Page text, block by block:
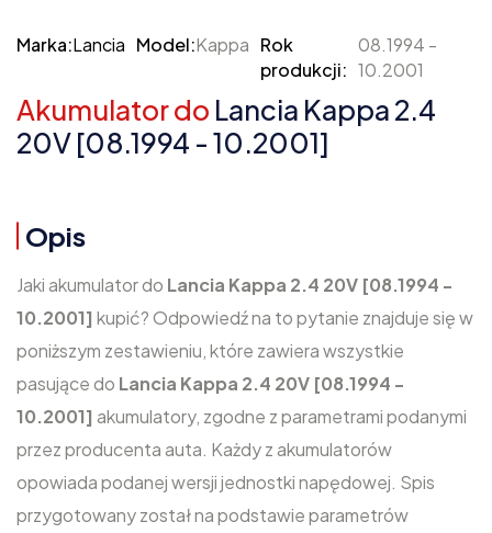
Marka:Lancia Model:Kappa Rok
produkcji:
08.1994 -
10.2001
Akumulator do Lancia Kappa 2.4
20V [08.1994 - 10.2001]
Opis
Jaki akumulator do Lancia Kappa 2.4 20V [08.1994 -
10.2001] kupić? Odpowiedź na to pytanie znajduje się w
poniższym zestawieniu, które zawiera wszystkie
pasujące do Lancia Kappa 2.4 20V [08.1994 -
10.2001] akumulatory, zgodne z parametrami podanymi
przez producenta auta. Każdy z akumulatorów
opowiada podanej wersji jednostki napędowej. Spis
przygotowany został na podstawie parametrów